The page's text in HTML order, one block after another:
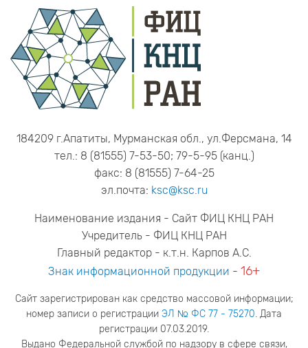
184209 г.Апатиты, Мурманская обл., ул.Ферсмана, 14
тел.: 8 (81555) 7-53-50; 79-5-95 (канц.)
факс: 8 (81555) 7-64-25
эл.почта: ksc@ksc.ru
Наименование издания - Сайт ФИЦ КНЦ РАН
Учредитель - ФИЦ КНЦ РАН
Главный редактор - к.т.н. Карпов А.С.
Знак информационной продукции - 16+
Сайт зарегистрирован как средство массовой информации;
номер записи о регистрации ЭЛ № ФС 77 - 75270. Дата
регистрации 07.03.2019.
Выдано Федеральной службой по надзору в сфере связи,